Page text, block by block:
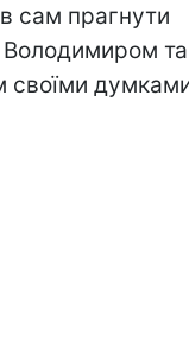
сам прагнути
Володимиром та
своїми